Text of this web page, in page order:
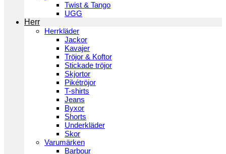
Twist & Tango
UGG
Herr
Herrkläder
Jackor
Kavajer
Tröjor & Koftor
Stickade tröjor
Skjortor
Pikétröjor
T-shirts
Jeans
Byxor
Shorts
Underkläder
Skor
Varumärken
Barbour